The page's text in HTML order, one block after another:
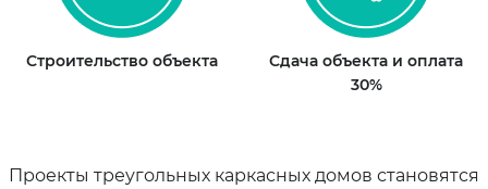
Строительство объекта
Сдача объекта и оплата
30%
Проекты треугольных каркасных домов становятся